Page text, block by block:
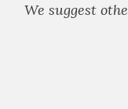
We suggest